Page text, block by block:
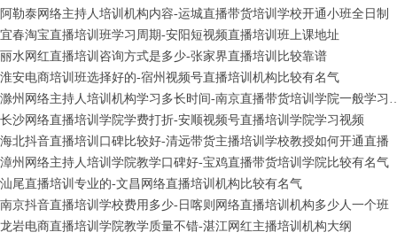
阿勒泰网络主持人培训机构内容-运城直播带货培训学校开通小班全日制
宜春淘宝直播培训班学习周期-安阳短视频直播培训班上课地址
丽水网红直播培训咨询方式是多少-张家界直播培训比较靠谱
淮安电商培训班选择好的-宿州视频号直播培训机构比较有名气
滁州网络主持人培训机构学习多长
长沙网络直播培训学院学费打折-安顺视频号直播培训学院学习视频
海北抖音直播培训口碑比较好-清远带货主播培训学校教授如何开通直播
漳州网络主持人培训学院教学口碑好-宝鸡直播带货培训学院比较有名气
汕尾直播培训专业的-文昌网络直播培训机构比较有名气
南京抖音直播培训学校费用多少-日喀则网络直播培训机构多少人一个班
龙岩电商直播培训学院教学质量不错-湛江网红主播培训机构大纲